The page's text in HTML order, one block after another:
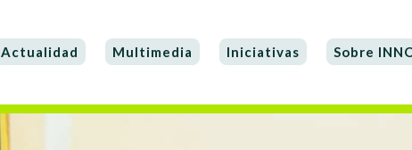
Actualidad Multimedia Iniciativas Sobre